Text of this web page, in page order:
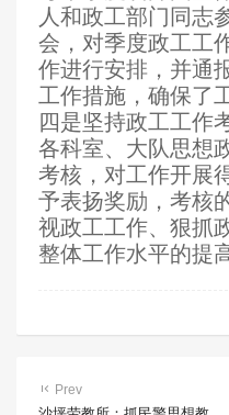
人和政工部门同志
会，对季度政工工
作进行安排，并通
工作措施，确保了
四是坚持政工工作
各科室、大队思想
考核， 对工作开展
予表扬奖励，考核
视政工工作、狠抓
整体工作水平的提高
Prev